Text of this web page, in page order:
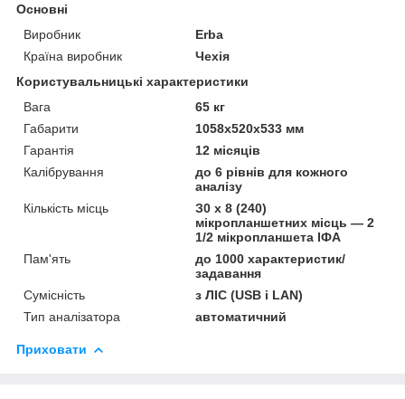
Основні
Виробник
Erba
Країна виробник
Чехія
Користувальницькі характеристики
Вага
65 кг
Габарити
1058х520х533 мм
Гарантія
12 місяців
Калібрування
до 6 рівнів для кожного
аналізу
Кількість місць
З0 х 8 (240)
мікропланшетних місць — 2
1/2 мікропланшета ІФА
Пам'ять
до 1000 характеристик/
задавання
Сумісність
з ЛІС (USB і LAN)
Тип аналізатора
автоматичний
Приховати